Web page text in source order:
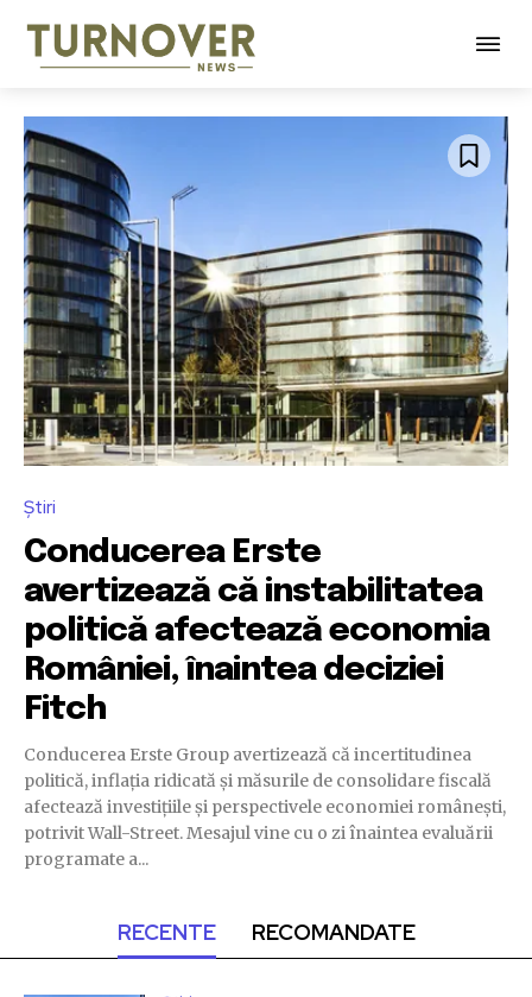
Știri
Conducerea Erste
avertizează că instabilitatea
politică afectează economia
României, înaintea deciziei
Fitch
Conducerea Erste Group avertizează că incertitudinea
politică, inflația ridicată și măsurile de consolidare fiscală
afectează investițiile și perspectivele economiei românești,
potrivit Wall-Street. Mesajul vine cu o zi înaintea evaluării
programate a...
RECENTE RECOMANDATE